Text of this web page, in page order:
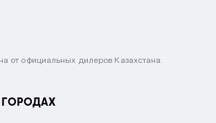
от официальных дилеров Казахстана.